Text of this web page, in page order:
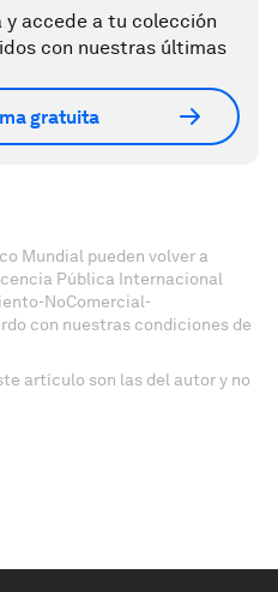
accede a tu colección
con nuestras últimas
gratuita
Mundial pueden volver a
Pública Internacional
NoComercial-
con nuestras condiciones de
artículo son las del autor y no